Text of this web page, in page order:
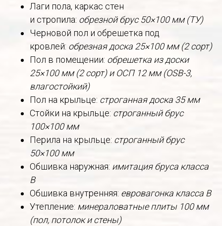
Лаги пола, каркас стен
и стропила: обрезной брус 50×100 мм (ТУ)
Черновой пол и обрешетка под
кровлей: обрезная доска 25×100 мм (2 сорт)
Пол в помещении: обрешетка из доски
25×100 мм (2 сорт) и ОСП 12 мм (OSB-3,
влагостойкий)
Пол на крыльце: строганная доска 35 мм
Стойки на крыльце: строганный брус
100×100 мм
Перила на крыльце: строганный брус
50×100 мм
Обшивка наружная: имитация бруса класса
В
Обшивка внутренняя: евровагонка класса В
Утепление: минераловатные плиты 100 мм
(пол, потолок и стены)